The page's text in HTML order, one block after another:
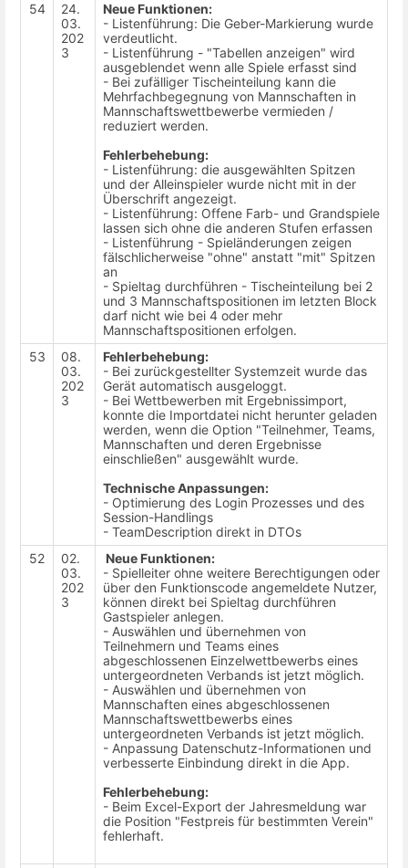
54
24.
03.
202
3
Neue Funktionen:
- Listenführung: Die Geber-Markierung wurde
verdeutlicht.
- Listenführung - "Tabellen anzeigen" wird
ausgeblendet wenn alle Spiele erfasst sind
- Bei zufälliger Tischeinteilung kann die
Mehrfachbegegnung von Mannschaften in
Mannschaftswettbewerbe vermieden /
reduziert werden.
Fehlerbehebung:
- Listenführung: die ausgewählten Spitzen
und der Alleinspieler wurde nicht mit in der
Überschrift angezeigt.
- Listenführung: Offene Farb- und Grandspiele
lassen sich ohne die anderen Stufen erfassen
- Listenführung - Spieländerungen zeigen
fälschlicherweise "ohne" anstatt "mit" Spitzen
an
- Spieltag durchführen - Tischeinteilung bei 2
und 3 Mannschaftspositionen im letzten Block
darf nicht wie bei 4 oder mehr
Mannschaftspositionen erfolgen.
53
08.
03.
202
3
Fehlerbehebung:
- Bei zurückgestellter Systemzeit wurde das
Gerät automatisch ausgeloggt.
- Bei Wettbewerben mit Ergebnissimport,
konnte die Importdatei nicht herunter geladen
werden, wenn die Option "Teilnehmer, Teams,
Mannschaften und deren Ergebnisse
einschließen" ausgewählt wurde.
Technische Anpassungen:
- Optimierung des Login Prozesses und des
Session-Handlings
- TeamDescription direkt in DTOs
52
02.
03.
202
3
Neue Funktionen:
- Spielleiter ohne weitere Berechtigungen oder
über den Funktionscode angemeldete Nutzer,
können direkt bei Spieltag durchführen
Gastspieler anlegen.
- Auswählen und übernehmen von
Teilnehmern und Teams eines
abgeschlossenen Einzelwettbewerbs eines
untergeordneten Verbands ist jetzt möglich.
- Auswählen und übernehmen von
Mannschaften eines abgeschlossenen
Mannschaftswettbewerbs eines
untergeordneten Verbands ist jetzt möglich.
- Anpassung Datenschutz-Informationen und
verbesserte Einbindung direkt in die App.
Fehlerbehebung:
- Beim Excel-Export der Jahresmeldung war
die Position "Festpreis für bestimmten Verein"
fehlerhaft.